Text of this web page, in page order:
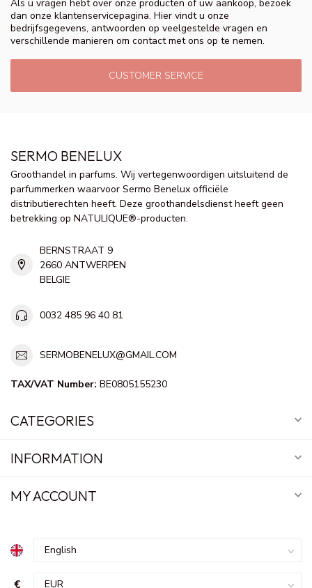
Als u vragen hebt over onze producten of uw aankoop, bezoek
dan onze klantenservicepagina. Hier vindt u onze
bedrijfsgegevens, antwoorden op veelgestelde vragen en
verschillende manieren om contact met ons op te nemen.
CUSTOMER SERVICE
SERMO BENELUX
Groothandel in parfums. Wij vertegenwoordigen uitsluitend de
parfummerken waarvoor Sermo Benelux officiële
distributierechten heeft. Deze groothandelsdienst heeft geen
betrekking op NATULIQUE®-producten.
BERNSTRAAT 9
2660 ANTWERPEN
BELGIE
0032 485 96 40 81
SERMOBENELUX@GMAIL.COM
TAX/VAT Number: BE0805155230
CATEGORIES
INFORMATION
MY ACCOUNT
€